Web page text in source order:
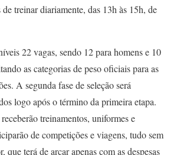
treinar diariamente, das 13h às 15h, de
22 vagas, sendo 12 para homens e 10
as categorias de peso oficiais para as
A segunda fase de seleção será
logo após o término da primeira etapa.
treinamentos, uniformes e
de competições e viagens, tudo sem
que terá de arcar apenas com as despesas